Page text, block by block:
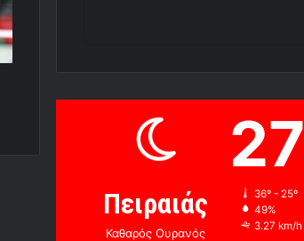
Πειραιάς
Καθαρός Ουρανός
27
36º - 25º
49%
3.27 km/h